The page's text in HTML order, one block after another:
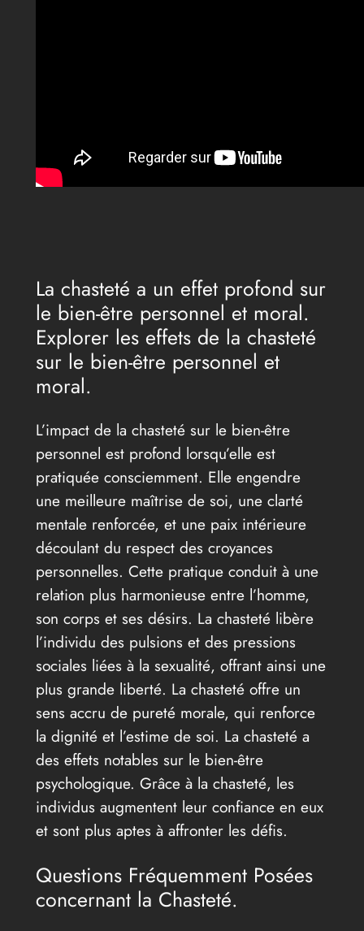
La chasteté a un effet profond sur
le bien-être personnel et moral.
Explorer les effets de la chasteté
sur le bien-être personnel et
moral.
L’impact de la chasteté sur le bien-être
personnel est profond lorsqu’elle est
pratiquée consciemment. Elle engendre
une meilleure maîtrise de soi, une clarté
mentale renforcée, et une paix intérieure
découlant du respect des croyances
personnelles. Cette pratique conduit à une
relation plus harmonieuse entre l’homme,
son corps et ses désirs. La chasteté libère
l’individu des pulsions et des pressions
sociales liées à la sexualité, offrant ainsi une
plus grande liberté. La chasteté offre un
sens accru de pureté morale, qui renforce
la dignité et l’estime de soi. La chasteté a
des effets notables sur le bien-être
psychologique. Grâce à la chasteté, les
individus augmentent leur confiance en eux
et sont plus aptes à affronter les défis.
Questions Fréquemment Posées
concernant la Chasteté.